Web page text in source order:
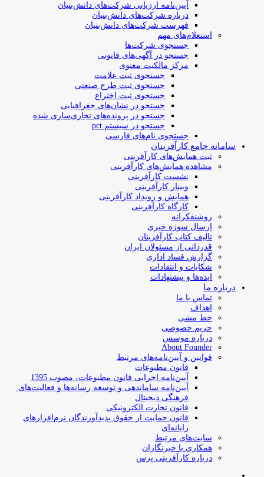
آیین‌نامه ارزیابی شرکت‌های دانش‌بنیان
درباره شرکت‌های دانش‌بنیان
فهرست شرکت‌های دانش‌بنیان
استعلام‌های مهم
جستجوی شرکت‌ها
جستجو در آگهی‌های قانونی
مرکز مالکیت معنوی
جستجوی ثبت علامت
جستجوی ثبت طرح صنعتی
جستجوی ثبت اختراع
جستجو در نشان‌های جغرافیایی
جستجو در پرونده‌های تجاری‌سازی شده
جستجو در سیستم pct
جستجوی نام‌های فارسی
سامانه جامع کارآفرینان
ثبت همایش‌های کارآفرینی
مشاهده همایش‌های کارآفرینی
نشست کارآفرینی
وبینار کارآفرینی
همایش و رویداد کارآفرینی
کارگاه کارآفرینی
روشنفکرانه
ارسال سوژه‌ خبری
تالیف کتاب کارآفرینان
قدردانی از مسئولان ایران
گزارش فساد اداری
شکایات و انتقادات
ایده‌ها و پیشنهادات
درباره ما
تماس با ما
اهداف
خط مشی
حریم خصوصی
درباره موسس
About Founder
قوانین و آیین‌نامه‌های مرتبط
‌قانون مطبوعات
آیین‌نامه اجرایی قانون مطبوعات، مصوب 1395
آیین‌نامه سامان­دهی و توسعه رسانه­‌ها و فعالیت‌­های
فرهنگی دیجیتال
قانون تجارت الکترونیکی
قانون حمایت از حقوق پدیدآورندگان نرم‌افزارهای
رایانه‌ای
سایت‌های مرتبط
همکاری با خبرنگاران
درباره کارآفرینی پرس